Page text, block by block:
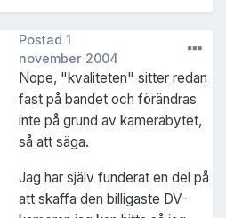
Postad 1
november 2004
Nope, "kvaliteten" sitter redan
fast på bandet och förändras
inte på grund av kamerabytet,
så att säga.
Jag har själv funderat en del på
att skaffa den billigaste DV-